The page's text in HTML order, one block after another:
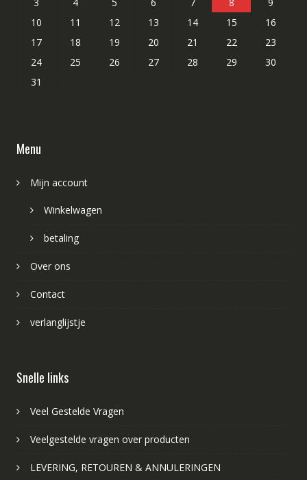
10
11 12 13 14 15
16
17
18 19 20 21 22
23
24
25 26 27 28 29
30
31
Menu
Mijn account
Winkelwagen
betaling
Over ons
Contact
verlanglijstje
Snelle links
Veel Gestelde Vragen
Veelgestelde vragen over producten
LEVERING, RETOUREN & ANNULERINGEN